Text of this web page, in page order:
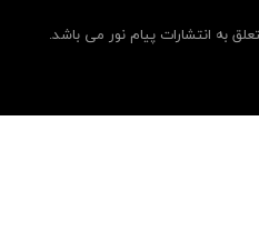
به انتشارات پیام نور می باشد.